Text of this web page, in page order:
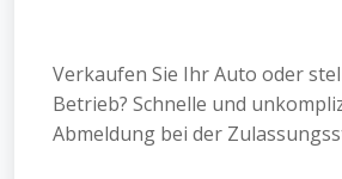
Verkaufen Sie Ihr Auto oder
Betrieb? Schnelle und
Abmeldung bei der